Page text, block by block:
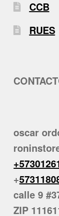
CCB
RUES
oscar
+
calle 9
ZIP